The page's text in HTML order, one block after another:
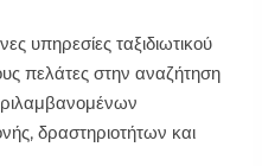
υπηρεσίες ταξιδιωτικού
πελάτες στην αναζήτηση
δραστηριοτήτων και